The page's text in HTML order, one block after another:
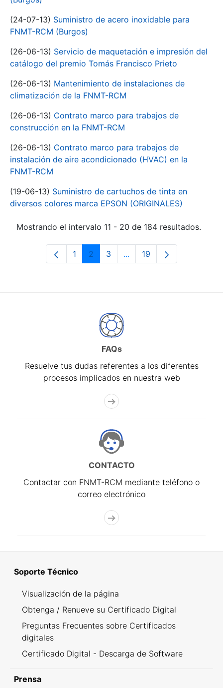
(24-07-13) Suministro de acero inoxidable para
FNMT-RCM (Burgos)
(26-06-13) Servicio de maquetación e impresión del
catálogo del premio Tomás Francisco Prieto
(26-06-13) Mantenimiento de instalaciones de
climatización de la FNMT-RCM
(26-06-13) Contrato marco para trabajos de
construcción en la FNMT-RCM
(26-06-13) Contrato marco para trabajos de
instalación de aire acondicionado (HVAC) en la
FNMT-RCM
(19-06-13) Suministro de cartuchos de tinta en
diversos colores marca EPSON (ORIGINALES)
Mostrando el intervalo 11 - 20 de 184 resultados.
Página
1 Página
2 Página
3 ...Páginas intermedias Use
Página
19
FAQs
Resuelve tus dudas referentes a los diferentes
procesos implicados en nuestra web
CONTACTO
Contactar con FNMT-RCM mediante teléfono o
correo electrónico
Soporte Técnico
Visualización de la página
Obtenga / Renueve su Certificado Digital
Preguntas Frecuentes sobre Certificados
digitales
Certificado Digital - Descarga de Software
Prensa